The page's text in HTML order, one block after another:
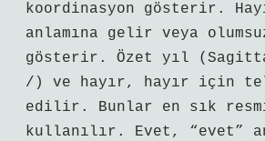
koordinasyon gösterir.
anlamına gelir veya
gösterir. Özet yıl
/) ve hayır, hayır için
edilir. Bunlar en sık resmi
kullanılır. Evet, “evet”